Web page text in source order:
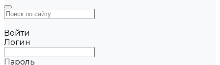
Войти
Логин
Пароль